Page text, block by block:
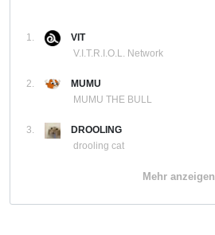
1.
VIT
V.I.T.R.I.O.L. Network
2.
MUMU
MUMU THE BULL
3.
DROOLING
drooling cat
Mehr anzeigen